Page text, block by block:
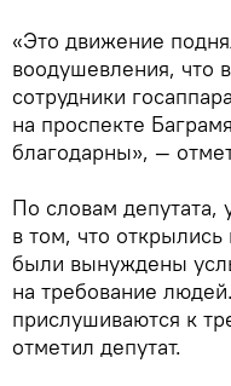
«Это движение
воодушевления, что
сотрудники
на проспекте
благодарны», —
По словам депутата,
в том, что открылись
были вынуждены
на требование
прислушиваются к
отметил депутат.